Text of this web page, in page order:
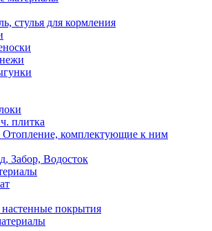
стулья для кормления
плитка
комплектующие к ним
Забор, Водосток
покрытия